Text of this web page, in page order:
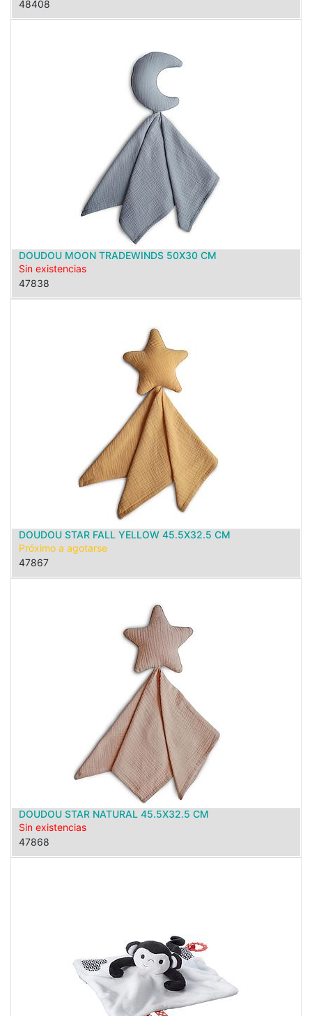
48408
DOUDOU MOON TRADEWINDS 50X30 CM
Sin existencias
47838
DOUDOU STAR FALL YELLOW 45.5X32.5 CM
Próximo a agotarse
47867
DOUDOU STAR NATURAL 45.5X32.5 CM
Sin existencias
47868